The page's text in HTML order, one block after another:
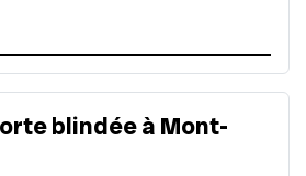
blindée à Mont-